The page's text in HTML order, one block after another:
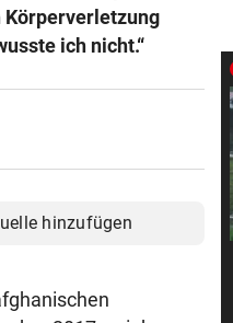
Körperverletzung
ich nicht.“
hinzufügen